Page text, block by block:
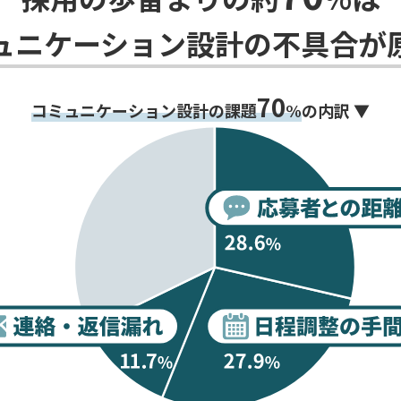
ニケーション設計の不具合が
コミュニケーション設計の課題70%の内訳 ▼